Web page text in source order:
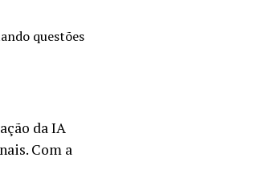
questões
da IA
Com a